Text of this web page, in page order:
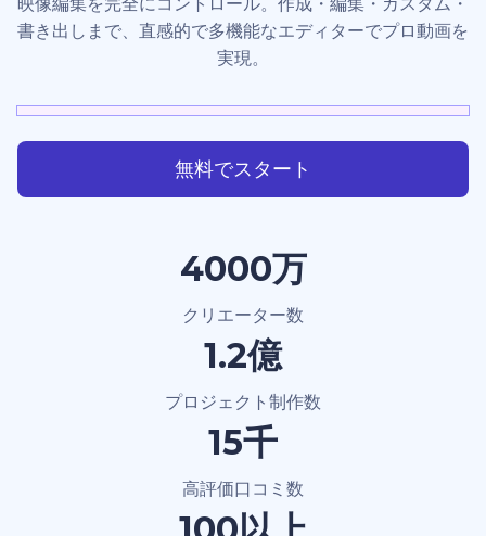
書き出しまで、直感的で多機能なエディターでプロ動画を
実現。
無料でスタート
4000万
クリエーター数
1.2億
プロジェクト制作数
15千
高評価口コミ数